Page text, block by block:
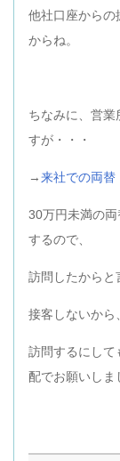
他社口座からの
からね。
ちなみに、営
すが・・・
→来社での両替
30万円未満の両
するので、
訪問したからと
接客しないから
訪問するにして
配でお願いしま